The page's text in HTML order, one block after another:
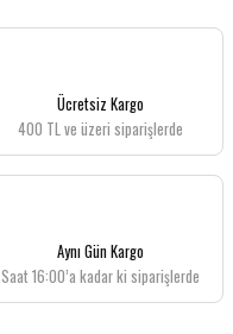
Ücretsiz Kargo
400 TL ve üzeri siparişlerde
Aynı Gün Kargo
Saat 16:00’a kadar ki siparişlerde